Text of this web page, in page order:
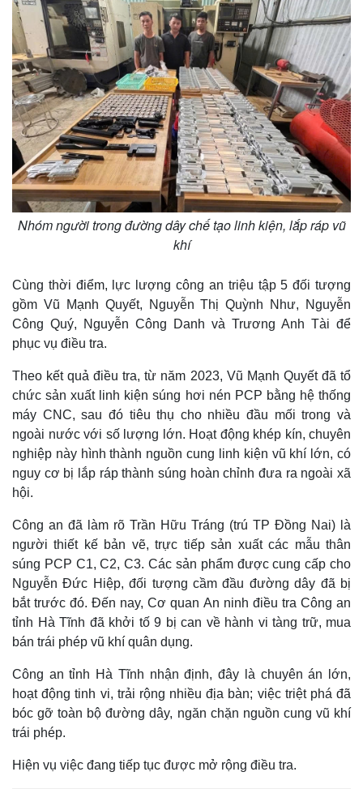
Nhóm người trong đường dây chế tạo linh kiện, lắp ráp vũ
khí
Cùng thời điểm, lực lượng công an triệu tập 5 đối tượng
gồm Vũ Mạnh Quyết, Nguyễn Thị Quỳnh Như, Nguyễn
Công Quý, Nguyễn Công Danh và Trương Anh Tài để
phục vụ điều tra.
Theo kết quả điều tra, từ năm 2023, Vũ Mạnh Quyết đã tổ
chức sản xuất linh kiện súng hơi nén PCP bằng hệ thống
máy CNC, sau đó tiêu thụ cho nhiều đầu mối trong và
ngoài nước với số lượng lớn. Hoạt động khép kín, chuyên
nghiệp này hình thành nguồn cung linh kiện vũ khí lớn, có
nguy cơ bị lắp ráp thành súng hoàn chỉnh đưa ra ngoài xã
hội.
Công an đã làm rõ Trần Hữu Tráng (trú TP Đồng Nai) là
người thiết kế bản vẽ, trực tiếp sản xuất các mẫu thân
súng PCP C1, C2, C3. Các sản phẩm được cung cấp cho
Nguyễn Đức Hiệp, đối tượng cầm đầu đường dây đã bị
bắt trước đó. Đến nay, Cơ quan An ninh điều tra Công an
tỉnh Hà Tĩnh đã khởi tố 9 bị can về hành vi tàng trữ, mua
bán trái phép vũ khí quân dụng.
Công an tỉnh Hà Tĩnh nhận định, đây là chuyên án lớn,
hoạt động tinh vi, trải rộng nhiều địa bàn; việc triệt phá đã
bóc gỡ toàn bộ đường dây, ngăn chặn nguồn cung vũ khí
trái phép.
Hiện vụ việc đang tiếp tục được mở rộng điều tra.